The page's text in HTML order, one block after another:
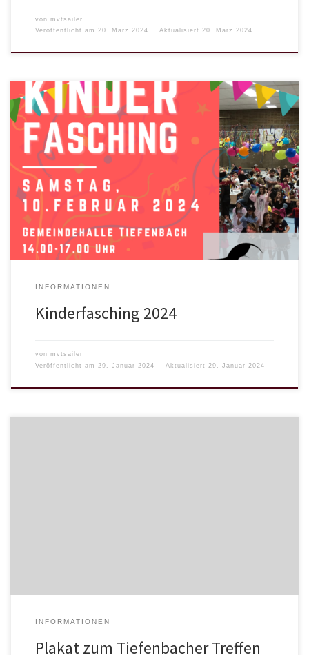
von mvtsailer
Veröffentlicht am 20. März 2024 Aktualisiert 20. März 2024
Mit buntem Faschingsprogramm veranstaltet die Musikvereinigung
Tiefenbach am Samstag,10.02., von 14.00-17.00 Uhr, in der
Gemeindehalle Tiefenbach einen Kinderfasching.Während die
Kinder dem Faschingstreiben folgen und durch Spiele und Tänze
denNachmittag genießen, bieten wir Getränke, Kaffee und
Kuchen, sowie kleine Stärkungen an.Bitte beachtet, dass die
Aufsichtspflicht für Kinder während der gesamten Veranstaltung
[…]
INFORMATIONEN
Kinderfasching 2024
von mvtsailer
Veröffentlicht am
29. Januar 2024 Aktualisiert 29. Januar 2024
INFORMATIONEN
Plakat zum Tiefenbacher Treffen